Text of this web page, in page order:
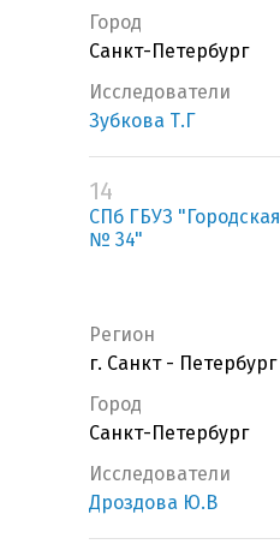
Город
Санкт-Петербург
Исследователи
Зубкова Т.Г
14
СПб ГБУЗ
№ 34"
Регион
г. Санкт - Петербург
Город
Санкт-Петербург
Исследователи
Дроздова Ю.В